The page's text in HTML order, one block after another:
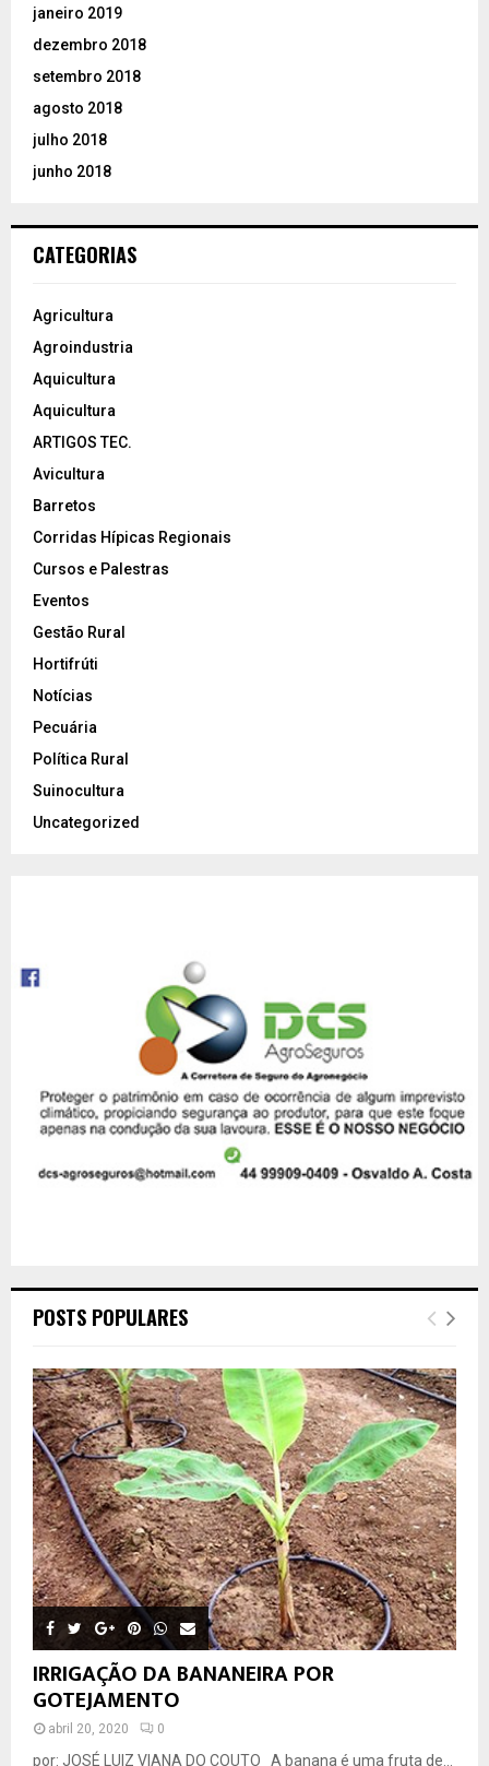
janeiro 2019
dezembro 2018
setembro 2018
agosto 2018
julho 2018
junho 2018
CATEGORIAS
Agricultura
Agroindustria
Aquicultura
Aquicultura
ARTIGOS TEC.
Avicultura
Barretos
Corridas Hípicas Regionais
Cursos e Palestras
Eventos
Gestão Rural
Hortifrúti
Notícias
Pecuária
Política Rural
Suinocultura
Uncategorized
POSTS POPULARES
IRRIGAÇÃO DA BANANEIRA POR
GOTEJAMENTO
abril 20, 2020 0
por: JOSÉ LUIZ VIANA DO COUTO A banana é uma fruta de...